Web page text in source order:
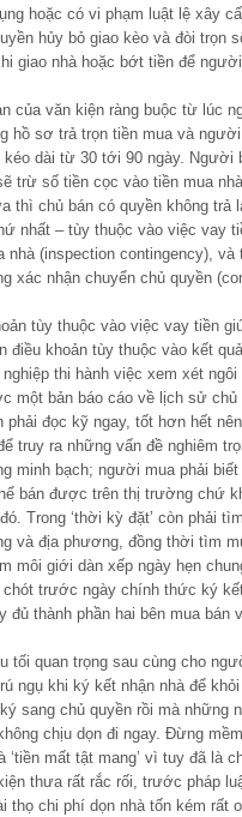
hoặc có vi phạm luật lệ xây
hủy bỏ giao kèo và đòi trọn
giao nhà hoặc bớt tiền để
của văn kiện ràng buộc từ lúc
hồ sơ trả trọn tiền mua và
dài từ 30 tới 90 ngày. Người
trừ số tiền cọc vào tiền mua
thì chủ bán có quyền không
nhất – tùy thuộc vào việc vay
nhà (inspection contingency),
xác nhận chuyển chủ quyền
tùy thuộc vào việc vay tiền
điều khoản tùy thuộc vào kết
nghiệp thi hành việc xem xét
một bản báo cáo về lịch sử
phải đọc kỹ ngay, tốt hơn hết
truy ra những vấn đề nghiêm
minh bạch; người mua phải
bán được trên thị trường chứ
Trong ‘thời kỳ đặt’ còn phải
và địa phương, đồng thời tìm
môi giới dàn xếp ngày hẹn
chót trước ngày chính thức ký
đủ thành phần hai bên mua bán
tối quan trọng sau cùng cho
ngụ khi ký kết nhận nhà để
sang chủ quyền rồi mà
chịu dọn đi ngay. Ðừng
‘tiền mất tật mang’ vì tuy đã
thưa rất rắc rối, trước pháp
thọ chi phí dọn nhà tốn kém rất